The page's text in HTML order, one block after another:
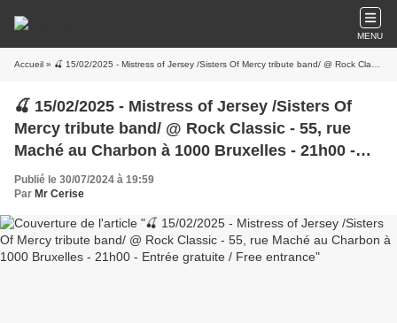
MENU
Accueil » 🍒 15/02/2025 - Mistress of Jersey /Sisters Of Mercy tribute band/ @ Rock Classic - 55, rue Maché au Charbon à 1000 Bruxelles - 21h00 - Entrée gratuite / Free entrance
🍒 15/02/2025 - Mistress of Jersey /Sisters Of
Mercy tribute band/ @ Rock Classic - 55, rue
Maché au Charbon à 1000 Bruxelles - 21h00 -
Entrée gratuite / Free entrance
Publié le 30/07/2024 à 19:59
Par Mr Cerise